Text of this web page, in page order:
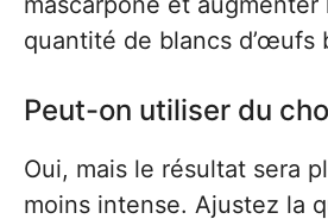
quantité de blancs d’œufs
Peut-on utiliser du
Oui, mais le résultat sera
moins intense. Ajustez la